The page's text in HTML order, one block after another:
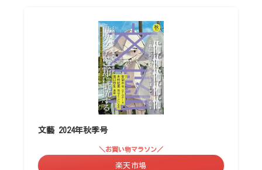
文藝 2024年秋季号
＼お買い物マラソン／
楽天市場